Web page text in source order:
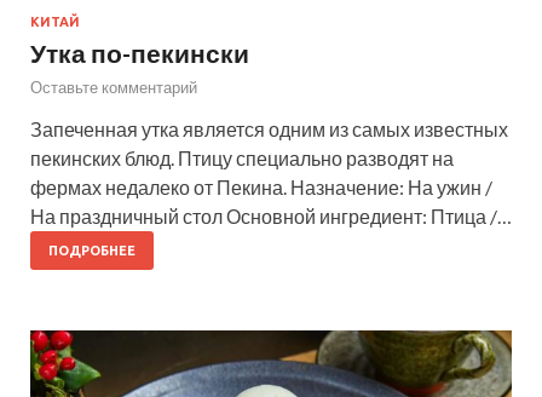
КИТАЙ
Утка по-пекински
Оставьте комментарий
Запеченная утка является одним из самых известных
пекинских блюд. Птицу специально разводят на
фермах недалеко от Пекина. Назначение: На ужин /
На праздничный стол Основной ингредиент: Птица /…
ПОДРОБНЕЕ